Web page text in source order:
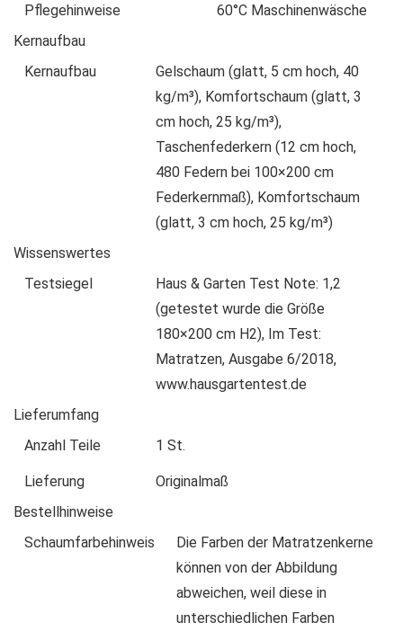
Pflegehinweise
60°C Maschinenwäsche
Kernaufbau
Kernaufbau
Gelschaum (glatt, 5 cm hoch, 40
kg/m³), Komfortschaum (glatt, 3
cm hoch, 25 kg/m³),
Taschenfederkern (12 cm hoch,
480 Federn bei 100×200 cm
Federkernmaß), Komfortschaum
(glatt, 3 cm hoch, 25 kg/m³)
Wissenswertes
Testsiegel
Haus & Garten Test Note: 1,2
(getestet wurde die Größe
180×200 cm H2), Im Test:
Matratzen, Ausgabe 6/2018,
www.hausgartentest.de
Lieferumfang
Anzahl Teile
1 St.
Lieferung
Originalmaß
Bestellhinweise
Schaumfarbehinweis
Die Farben der Matratzenkerne
können von der Abbildung
abweichen, weil diese in
unterschiedlichen Farben